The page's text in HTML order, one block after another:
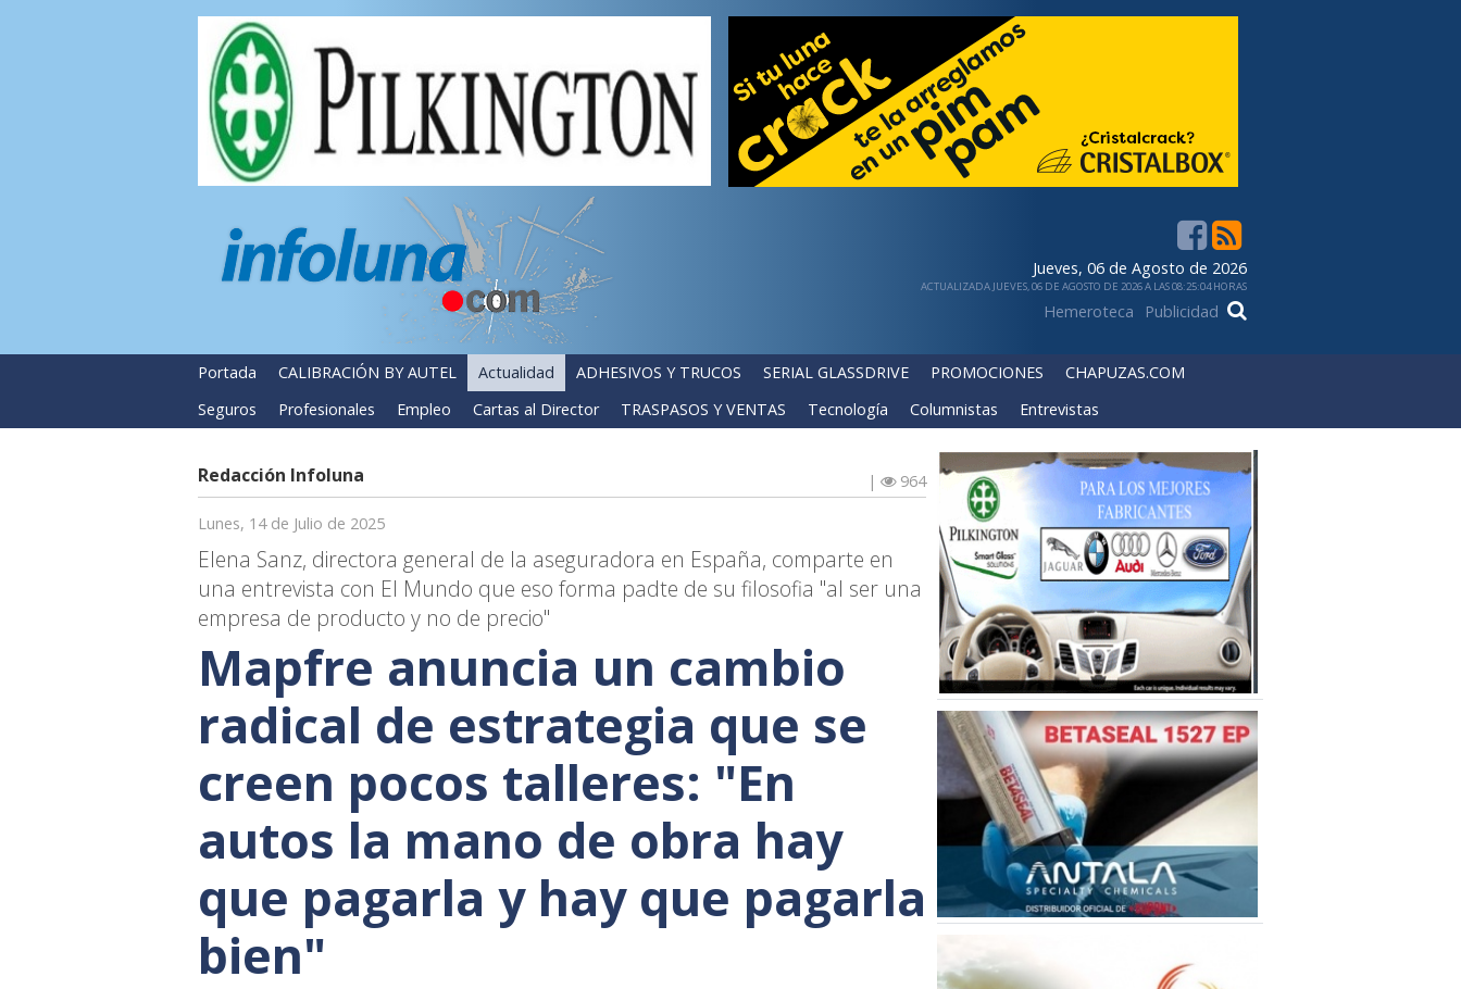
Jueves, 06 de Agosto de 2026
ACTUALIZADA JUEVES, 06 DE AGOSTO DE 2026 A LAS 08:25:04 HORAS
Hemeroteca Publicidad
Portada CALIBRACIÓN BY AUTEL Actualidad ADHESIVOS Y TRUCOS SERIAL GLASSDRIVE PROMOCIONES
CHAPUZAS.COM
Seguros
Profesionales Empleo Cartas al Director TRASPASOS Y VENTAS Tecnología Columnistas Entrevistas
Redacción Infoluna | 964
Lunes, 14 de Julio de 2025
Elena Sanz, directora general de la aseguradora en España, comparte en
una entrevista con El Mundo que eso forma padte de su filosofia "al ser una
empresa de producto y no de precio"
Mapfre anuncia un cambio
radical de estrategia que se
creen pocos talleres: "En
autos la mano de obra hay
que pagarla y hay que pagarla
bien"